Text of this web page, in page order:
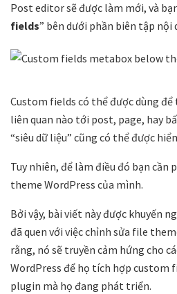
Post editor sẽ được làm mới, và
fields” bên dưới phần biên tập nội
Custom fields có thể được dùng
liên quan nào tới post, page, hay
“siêu dữ liệu” cũng có thể được
Tuy nhiên, để làm điều đó bạn cần
theme WordPress của mình.
Bởi vậy, bài viết này được khuyến
đã quen với việc chỉnh sửa file
rằng, nó sẽ truyền cảm hứng cho
WordPress để họ tích hợp custom
plugin mà họ đang phát triển.